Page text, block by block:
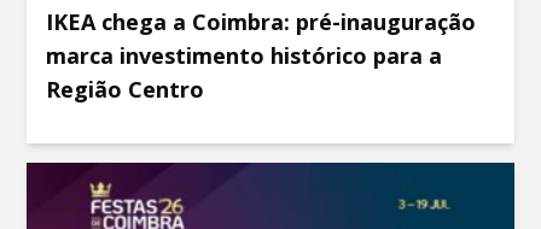
IKEA chega a Coimbra: pré-inauguração
marca investimento histórico para a
Região Centro